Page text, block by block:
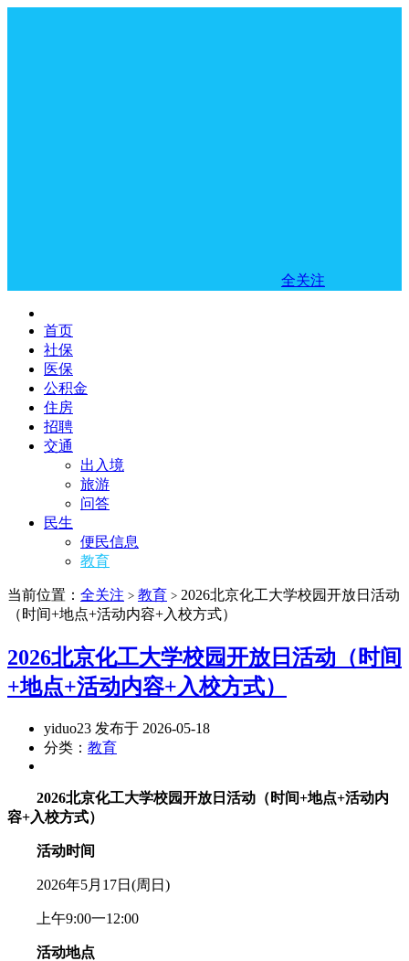
全关注
首页
社保
医保
公积金
住房
招聘
交通
出入境
旅游
问答
民生
便民信息
教育
当前位置： 全关注 > 教育 > 2026北京化工大学校园开放日活动
（时间+地点+活动内容+入校方式）
2026北京化工大学校园开放日活动（时间
+地点+活动内容+入校方式）
yiduo23 发布于 2026-05-18
分类： 教育
2026北京化工大学校园开放日活动（时间+地点+活动内
容+入校方式）
活动时间
2026年5月17日(周日)
上午9:00一12:00
活动地点